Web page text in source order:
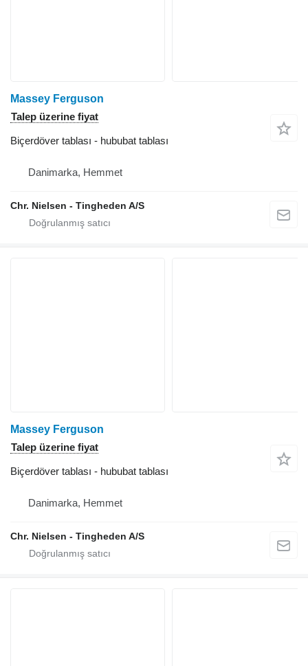
Massey Ferguson
Talep üzerine fiyat
Biçerdöver tablası - hububat tablası
Danimarka, Hemmet
Chr. Nielsen - Tingheden A/S
Massey Ferguson
Talep üzerine fiyat
Biçerdöver tablası - hububat tablası
Danimarka, Hemmet
Chr. Nielsen - Tingheden A/S